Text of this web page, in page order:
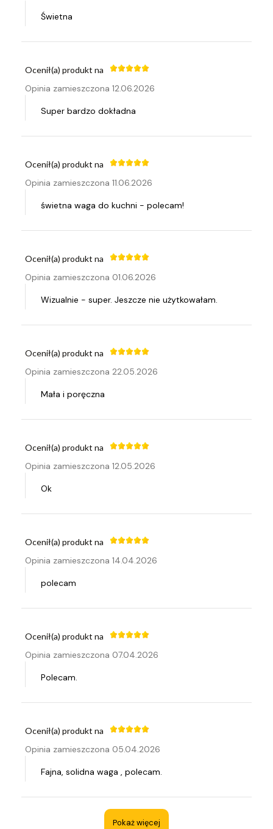
Świetna
Ocenił(a) produkt na
Opinia zamieszczona 12.06.2026
Super bardzo dokładna
Ocenił(a) produkt na
Opinia zamieszczona 11.06.2026
świetna waga do kuchni - polecam!
Ocenił(a) produkt na
Opinia zamieszczona 01.06.2026
Wizualnie - super. Jeszcze nie użytkowałam.
Ocenił(a) produkt na
Opinia zamieszczona 22.05.2026
Mała i poręczna
Ocenił(a) produkt na
Opinia zamieszczona 12.05.2026
Ok
Ocenił(a) produkt na
Opinia zamieszczona 14.04.2026
polecam
Ocenił(a) produkt na
Opinia zamieszczona 07.04.2026
Polecam.
Ocenił(a) produkt na
Opinia zamieszczona 05.04.2026
Fajna, solidna waga , polecam.
Pokaż więcej